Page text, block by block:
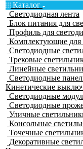
Каталог
Светодиодная лента
Блок питания для
Профиль для
Комплектующие для
Светодиодные
Трековые
Линейные
Светодиодные
Кинетические
Светодиодные
Светодиодные
Уличные
Консольные
Точечные
Декоративные